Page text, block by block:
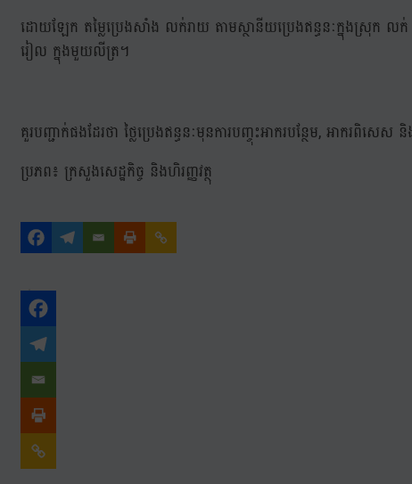
ដោយឡែក តម្លៃប្រេងសាំង លក់រាយ តាមស្ថានីយប្រេងឥន្ធនៈក្នុងស្រុក
រៀល ក្នុងមួយលីត្រ។
គួរបញ្ជាក់ផងដែរថា ថ្លៃប្រេងឥន្ធនៈមុនការបញ្ចុះអាករបន្ថែម, អាក
ប្រភព៖ ក្រសួងសេដ្ឋកិច្ច និងហិរញ្ញវត្ថុ